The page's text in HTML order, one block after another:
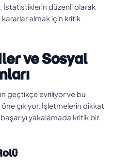
İstatistiklerin düzenli olarak
almak için kritik
ve Sosyal
geçtikçe evriliyor ve bu
çıkıyor. İşletmelerin dikkat
yakalamada kritik bir